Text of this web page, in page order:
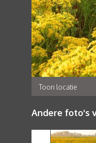
Toon locatie
Andere foto's